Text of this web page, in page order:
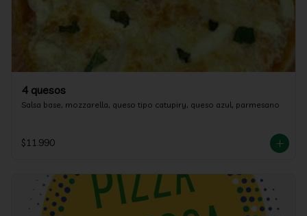
4 quesos
Salsa base, mozzarella, queso tipo catupiry, queso azul, parmesano
$11.990